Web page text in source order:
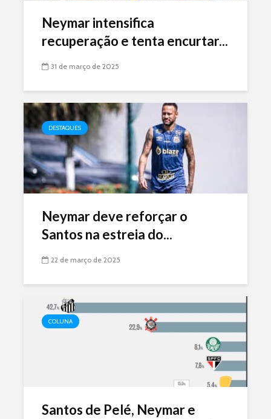
Neymar intensifica
recuperação e tenta encurtar...
31 de março de 2025
DESTAQUES
Neymar deve reforçar o
Santos na estreia do...
22 de março de 2025
COLUNA
Santos de Pelé, Neymar e